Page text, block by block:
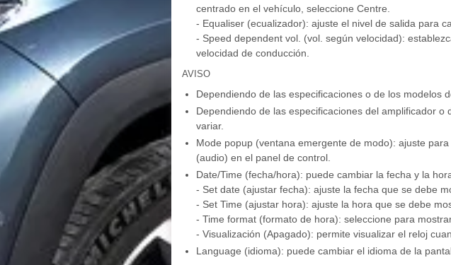
centrado en el vehículo, seleccione Centre.
- Equaliser (ecualizador): ajuste el nivel de salida para
- Speed dependent vol. (vol. según velocidad):
velocidad de conducción.
AVISO
Dependiendo de las especificaciones o de los modelos
Dependiendo de las especificaciones del amplificador
variar.
Mode popup (ventana emergente de modo): ajuste
(audio) en el panel de control.
Date/Time (fecha/hora): puede cambiar la fecha y la
- Set date (ajustar fecha): ajuste la fecha que se debe
- Set Time (ajustar hora): ajuste la hora que se debe
- Time format (formato de hora): seleccione para
- Visualización (Apagado): permite visualizar el reloj
Language (idioma): puede cambiar el idioma de la